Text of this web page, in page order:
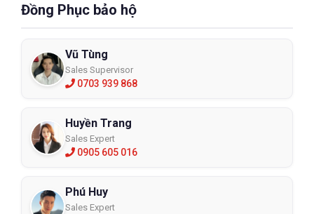
Đồng Phục bảo hộ
Vũ Tùng
Sales Supervisor
0703 939 868
Huyền Trang
Sales Expert
0905 605 016
Phú Huy
Sales Expert